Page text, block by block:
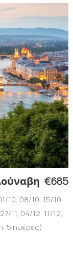
€685
10, 08/10, 15/10
11, 04/12, 11/12,
5 ημέρες)